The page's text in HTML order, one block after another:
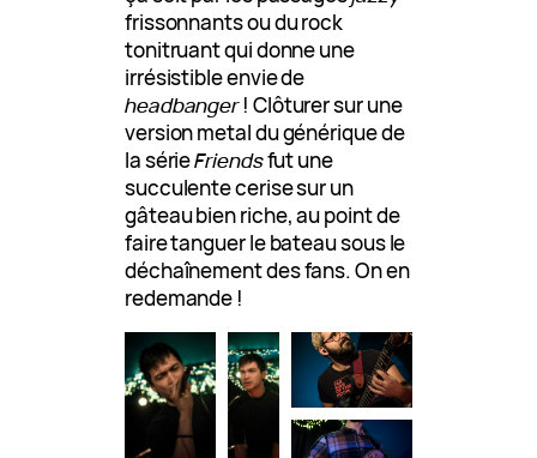
frissonnants ou du rock
tonitruant qui donne une
irrésistible envie de
headbanger! Clôturer sur une
version metal du générique de
la sérieFriendsfut une
succulente cerise sur un
gâteau bien riche, au point de
faire tanguer le bateau sous le
déchaînement des fans. On en
redemande !